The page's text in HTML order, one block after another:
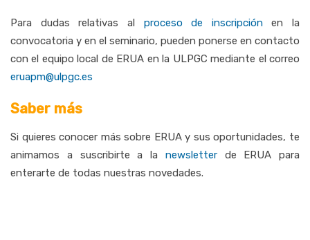
Para dudas relativas al proceso de inscripciónen la
convocatoria y en el seminario, pueden ponerse en contacto
con el equipo local de ERUA en la ULPGC mediante el correo
eruapm@ulpgc.es
Saber más
Si quieres conocer más sobre ERUA y sus oportunidades, te
animamos a suscribirte a la newsletterde ERUA para
enterarte de todas nuestras novedades.